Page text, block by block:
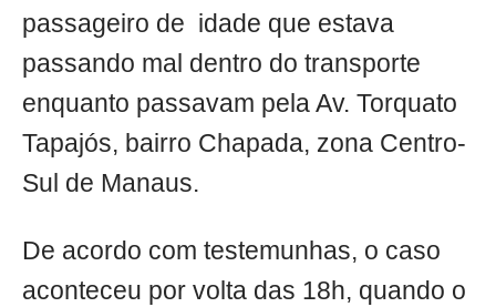
passageiro de idade que estava
passando mal dentro do transporte
enquanto passavam pela Av. Torquato
Tapajós, bairro Chapada, zona Centro-
Sul de Manaus.
De acordo com testemunhas, o caso
aconteceu por volta das 18h, quando o